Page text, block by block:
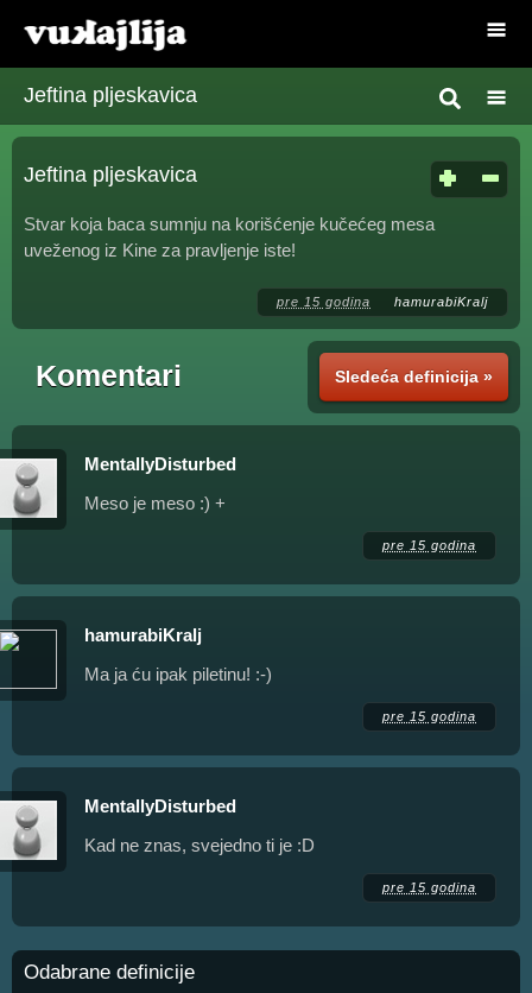
Jeftina pljeskavica
Jeftina pljeskavica
Stvar koja baca sumnju na korišćenje kučećeg mesa
uveženog iz Kine za pravljenje iste!
pre 15 godina hamurabiKralj
Sledeća definicija »
Komentari
MentallyDisturbed
Meso je meso :) +
pre 15 godina
hamurabiKralj
Ma ja ću ipak piletinu! :-)
pre 15 godina
MentallyDisturbed
Kad ne znas, svejedno ti je :D
pre 15 godina
Odabrane definicije